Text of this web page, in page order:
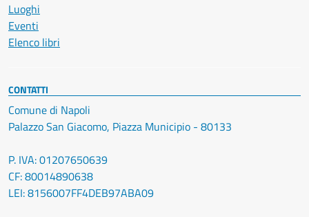
Luoghi
Eventi
Elenco libri
CONTATTI
Comune di Napoli
Palazzo San Giacomo, Piazza Municipio - 80133
P. IVA: 01207650639
CF: 80014890638
LEI: 8156007FF4DEB97ABA09